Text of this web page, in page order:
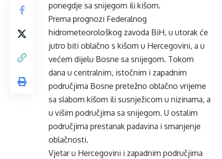
ponegdje sa snijegom ili kišom.
Prema prognozi Federalnog
hidrometeorološkog zavoda BiH, u utorak će
jutro biti oblačno s kišom u Hercegovini, a u
većem dijelu Bosne sa snijegom. Tokom
dana u centralnim, istočnim i zapadnim
područjima Bosne pretežno oblačno vrijeme
sa slabom kišom ili susnježicom u nizinama, a
u višim područjima sa snijegom. U ostalim
područjima prestanak padavina i smanjenje
oblačnosti.
Vjetar u Hercegovini i zapadnim područjima